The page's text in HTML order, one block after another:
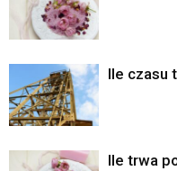
Ile czasu
Ile trwa